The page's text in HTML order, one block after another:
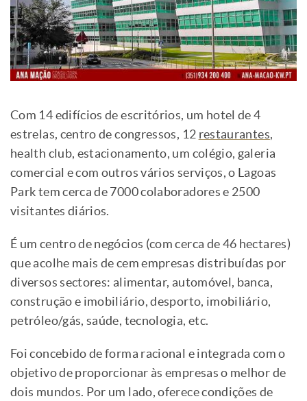
Com 14 edifícios de escritórios, um hotel de 4
estrelas, centro de congressos, 12 restaurantes,
health club, estacionamento, um colégio, galeria
comercial e com outros vários serviços, o Lagoas
Park tem cerca de 7000 colaboradores e 2500
visitantes diários.
É um centro de negócios (com cerca de 46 hectares)
que acolhe mais de cem empresas distribuídas por
diversos sectores: alimentar, automóvel, banca,
construção e imobiliário, desporto, imobiliário,
petróleo/gás, saúde, tecnologia, etc.
Foi concebido de forma racional e integrada com o
objetivo de proporcionar às empresas o melhor de
dois mundos. Por um lado, oferece condições de